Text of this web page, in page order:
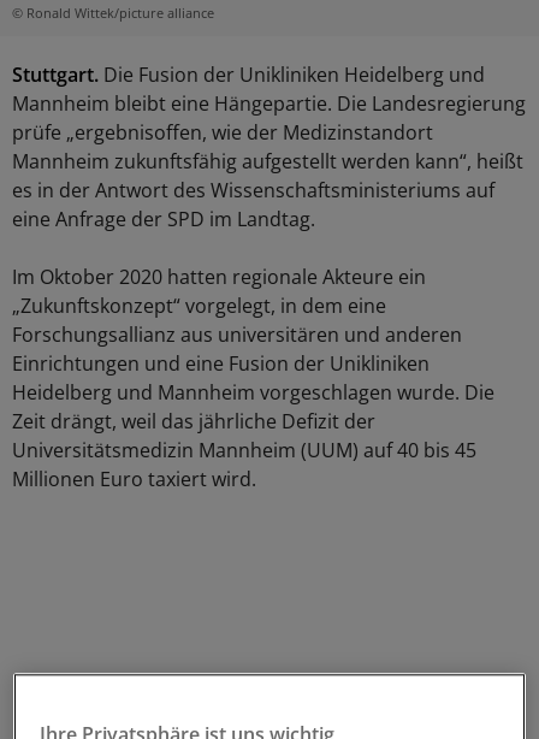
© Ronald Wittek/picture alliance
Stuttgart. Die Fusion der Unikliniken Heidelberg und
Mannheim bleibt eine Hängepartie. Die Landesregierung
prüfe „ergebnisoffen, wie der Medizinstandort
Mannheim zukunftsfähig aufgestellt werden kann“, heißt
es in der Antwort des Wissenschaftsministeriums auf
eine Anfrage der SPD im Landtag.
Im Oktober 2020 hatten regionale Akteure ein
„Zukunftskonzept“ vorgelegt, in dem eine
Forschungsallianz aus universitären und anderen
Einrichtungen und eine Fusion der Unikliniken
Heidelberg und Mannheim vorgeschlagen wurde. Die
Zeit drängt, weil das jährliche Defizit der
Universitätsmedizin Mannheim (UUM) auf 40 bis 45
Millionen Euro taxiert wird.